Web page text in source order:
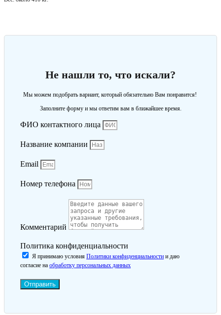
Не нашли то, что искали?
Мы можем подобрать вариант, который обязательно Вам понравится!
Заполните форму и мы ответим вам в ближайшее время.
ФИО контактного лица
Название компании
Email
Номер телефона
Комментарий
Политика конфиденциальности
Я принимаю условия Политики конфиденциальности и даю
согласие на обработку персональных данных
Отправить